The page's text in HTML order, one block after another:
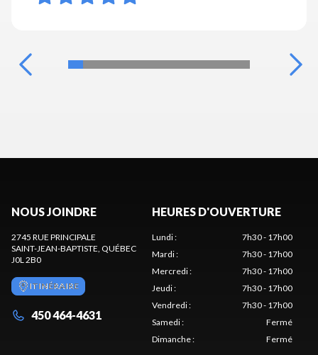
NOUS JOINDRE
2745 RUE PRINCIPALE
SAINT-JEAN-BAPTISTE , QUÉBEC
J0L 2B0
ITINÉRAIRE
450 464-4631
HEURES D'OUVERTURE
Lundi:
7h30 - 17h00
Mardi:
7h30 - 17h00
Mercredi:
7h30 - 17h00
Jeudi:
7h30 - 17h00
Vendredi:
7h30 - 17h00
Samedi:
Fermé
Dimanche: Fermé